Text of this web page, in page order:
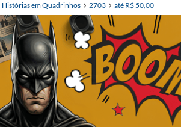
Histórias em Quadrinhos 2703 até R$ 50,00